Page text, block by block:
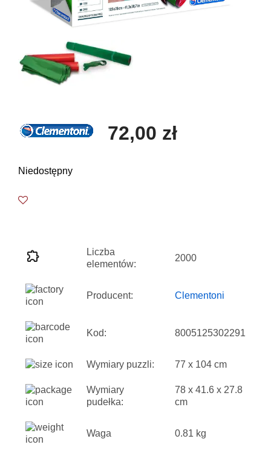
72,00 zł
Niedostępny
Liczba
elementów:
2000
Producent: Clementoni
Kod: 8005125302291
Wymiary puzzli: 77 x 104 cm
Wymiary
pudełka:
78 x 41.6 x 27.8
cm
Waga 0.81 kg